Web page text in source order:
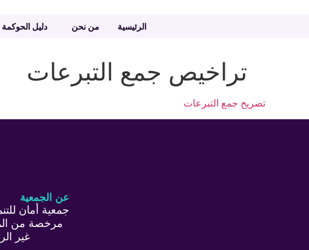
الرئيسية من نحن دليل الحوكمة
تراخيص جمع التبرعات
تصريح جمع التبرعات
عن الجمعية
جمعية أمان
مرخصة من
غير